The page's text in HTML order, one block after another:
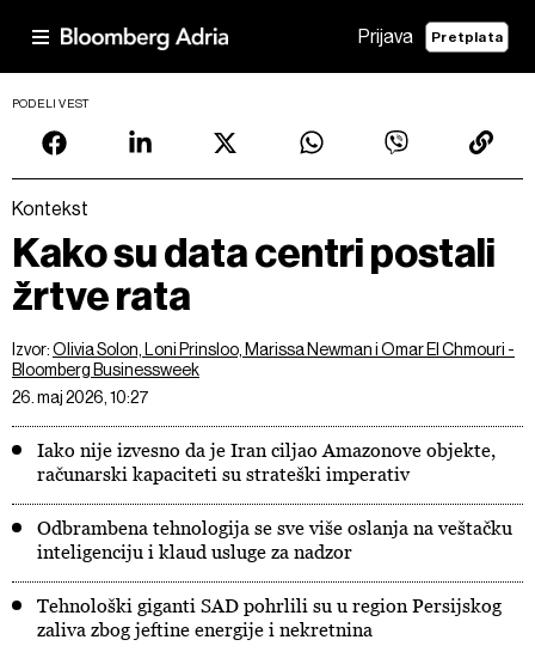
Prijava Pretplata
PODELI VEST
Kontekst
Kako su data centri postali
žrtve rata
Izvor:Olivia Solon, Loni Prinsloo, Marissa Newman i Omar El Chmouri -
Bloomberg Businessweek
26. maj 2026, 10:27
Iako nije izvesno da je Iran ciljao Amazonove objekte,
računarski kapaciteti su strateški imperativ
Odbrambena tehnologija se sve više oslanja na veštačku
inteligenciju i klaud usluge za nadzor
Tehnološki giganti SAD pohrlili su u region Persijskog
zaliva zbog jeftine energije i nekretnina